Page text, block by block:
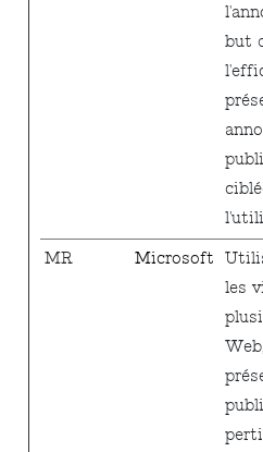
but
MR Microsoft
les